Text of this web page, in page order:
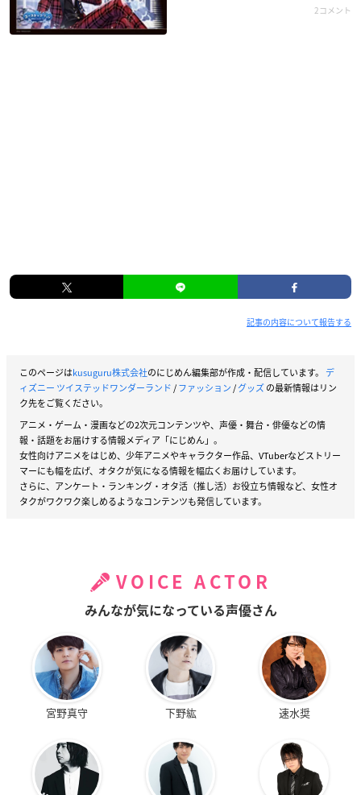
2コメント
記事の内容について報告する
このページはkusuguru株式会社のにじめん編集部が作成・配信しています。 デ
ィズニー ツイステッドワンダーランド/ファッション/グッズの最新情報はリン
ク先をご覧ください。
アニメ・ゲーム・漫画などの2次元コンテンツや、声優・舞台・俳優などの情
報・話題をお届けする情報メディア「にじめん」。
女性向けアニメをはじめ、少年アニメやキャラクター作品、VTuberなどストリー
マーにも幅を広げ、オタクが気になる情報を幅広くお届けしています。
さらに、アンケート・ランキング・オタ活（推し活）お役立ち情報など、女性オ
タクがワクワク楽しめるようなコンテンツも発信しています。
VOICE ACTOR
みんなが気になっている声優さん
宮野真守 下野紘 速水奨